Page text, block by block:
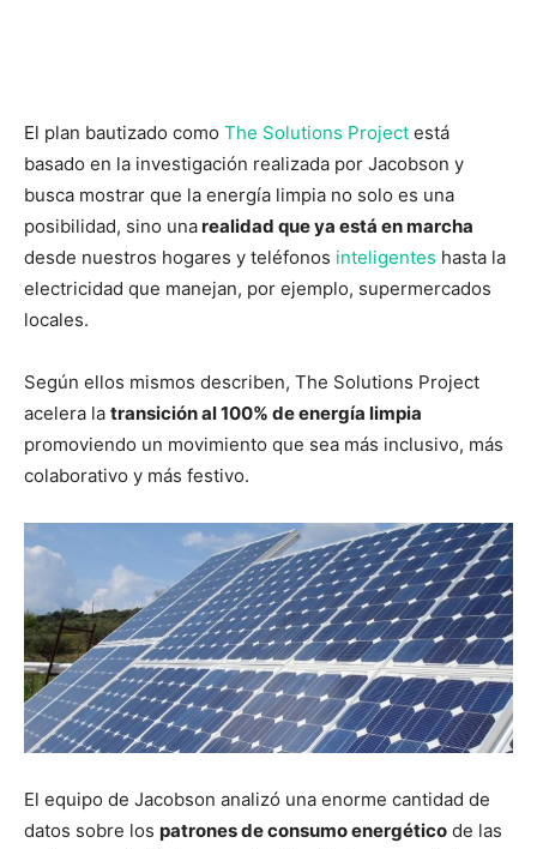
El plan bautizado como The Solutions Project está
basado en la investigación realizada por Jacobson y
busca mostrar que la energía limpia no solo es una
posibilidad, sino unarealidad que ya está en marcha
desde nuestros hogares y teléfonos inteligentes hasta la
electricidad que manejan, por ejemplo, supermercados
locales.
Según ellos mismos describen, The Solutions Project
acelera la transición al 100% de energía limpia
promoviendo un movimiento que sea más inclusivo, más
colaborativo y más festivo.
El equipo de Jacobson analizó una enorme cantidad de
datos sobre los patrones de consumo energético de las